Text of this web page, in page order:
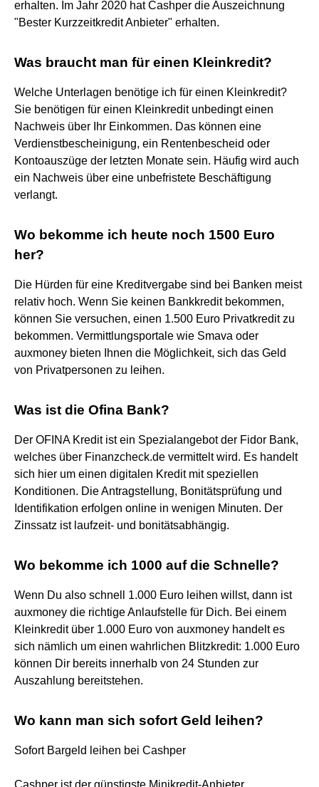
erhalten. Im Jahr 2020 hat Cashper die Auszeichnung
"Bester Kurzzeitkredit Anbieter" erhalten.
Was braucht man für einen Kleinkredit?
Welche Unterlagen benötige ich für einen Kleinkredit?
Sie benötigen für einen Kleinkredit unbedingt einen
Nachweis über Ihr Einkommen. Das können eine
Verdienstbescheinigung, ein Rentenbescheid oder
Kontoauszüge der letzten Monate sein. Häufig wird auch
ein Nachweis über eine unbefristete Beschäftigung
verlangt.
Wo bekomme ich heute noch 1500 Euro
her?
Die Hürden für eine Kreditvergabe sind bei Banken meist
relativ hoch. Wenn Sie keinen Bankkredit bekommen,
können Sie versuchen, einen 1.500 Euro Privatkredit zu
bekommen. Vermittlungsportale wie Smava oder
auxmoney bieten Ihnen die Möglichkeit, sich das Geld
von Privatpersonen zu leihen.
Was ist die Ofina Bank?
Der OFINA Kredit ist ein Spezialangebot der Fidor Bank,
welches über Finanzcheck.de vermittelt wird. Es handelt
sich hier um einen digitalen Kredit mit speziellen
Konditionen. Die Antragstellung, Bonitätsprüfung und
Identifikation erfolgen online in wenigen Minuten. Der
Zinssatz ist laufzeit- und bonitätsabhängig.
Wo bekomme ich 1000 auf die Schnelle?
Wenn Du also schnell 1.000 Euro leihen willst, dann ist
auxmoney die richtige Anlaufstelle für Dich. Bei einem
Kleinkredit über 1.000 Euro von auxmoney handelt es
sich nämlich um einen wahrlichen Blitzkredit: 1.000 Euro
können Dir bereits innerhalb von 24 Stunden zur
Auszahlung bereitstehen.
Wo kann man sich sofort Geld leihen?
​Sofort Bargeld leihen bei Cashper
​Cashper ist der günstigste Minikredit-Anbieter